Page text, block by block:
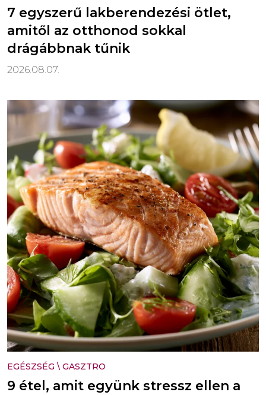
7 egyszerű lakberendezési ötlet,
amitől az otthonod sokkal
drágábbnak tűnik
2026.08.07.
EGÉSZSÉG \ GASZTRO
9 étel, amit együnk stressz ellen a